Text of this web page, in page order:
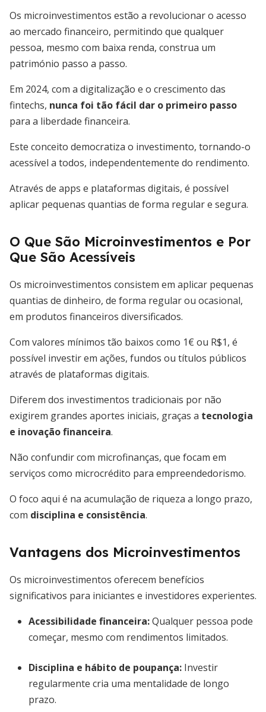
Os microinvestimentos estão a revolucionar o acesso
ao mercado financeiro, permitindo que qualquer
pessoa, mesmo com baixa renda, construa um
património passo a passo.
Em 2024, com a digitalização e o crescimento das
fintechs, nunca foi tão fácil dar o primeiro passo
para a liberdade financeira.
Este conceito democratiza o investimento, tornando-o
acessível a todos, independentemente do rendimento.
Através de apps e plataformas digitais, é possível
aplicar pequenas quantias de forma regular e segura.
O Que São Microinvestimentos e Por
Que São Acessíveis
Os microinvestimentos consistem em aplicar pequenas
quantias de dinheiro, de forma regular ou ocasional,
em produtos financeiros diversificados.
Com valores mínimos tão baixos como 1€ ou R$1, é
possível investir em ações, fundos ou títulos públicos
através de plataformas digitais.
Diferem dos investimentos tradicionais por não
exigirem grandes aportes iniciais, graças a tecnologia
e inovação financeira.
Não confundir com microfinanças, que focam em
serviços como microcrédito para empreendedorismo.
O foco aqui é na acumulação de riqueza a longo prazo,
com disciplina e consistência.
Vantagens dos Microinvestimentos
Os microinvestimentos oferecem benefícios
significativos para iniciantes e investidores experientes.
Acessibilidade financeira:Qualquer pessoa pode
começar, mesmo com rendimentos limitados.
Disciplina e hábito de poupança: Investir
regularmente cria uma mentalidade de longo
prazo.